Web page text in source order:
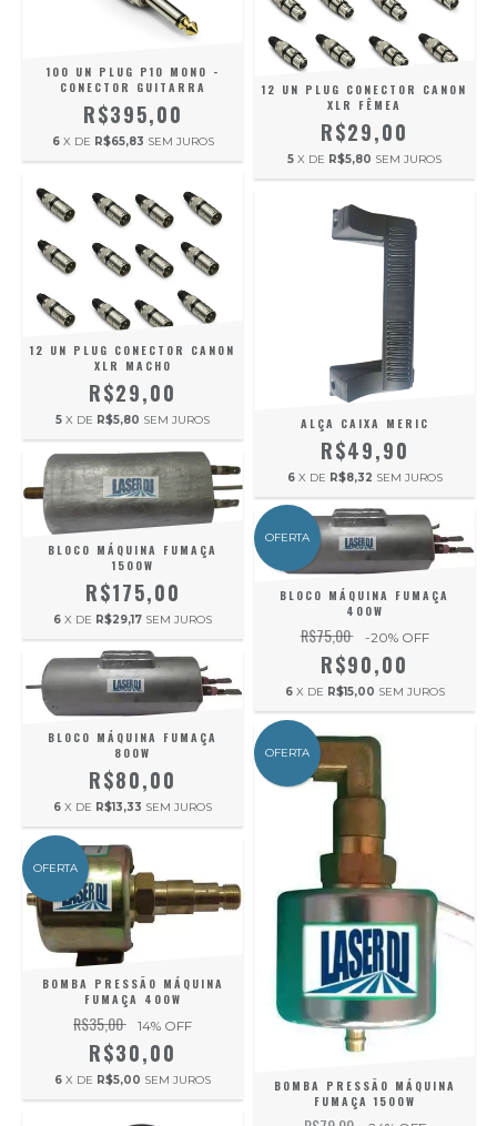
100 UN PLUG P10 MONO -
CONECTOR GUITARRA
R$395,00
6 X DE R$65,83 SEM JUROS
12 UN PLUG CONECTOR CANON
XLR FÊMEA
R$29,00
5 X DE R$5,80 SEM JUROS
12 UN PLUG CONECTOR CANON
XLR MACHO
R$29,00
5 X DE R$5,80 SEM JUROS ALÇA CAIXA MERIC
R$49,90
6 X DE R$8,32 SEM JUROS
BLOCO MÁQUINA FUMAÇA
1500W
R$175,00
6 X DE R$29,17 SEM JUROS
OFERTA
BLOCO MÁQUINA FUMAÇA
400W
R$75,00 -20% OFF
R$90,00
6 X DE R$15,00 SEM JUROS
BLOCO MÁQUINA FUMAÇA
800W
R$80,00
6 X DE R$13,33 SEM JUROS
OFERTA
BOMBA PRESSÃO MÁQUINA
FUMAÇA 1500W
OFERTA
BOMBA PRESSÃO MÁQUINA
FUMAÇA 400W
R$35,00 14% OFF
R$30,00
6 X DE R$5,00 SEM JUROS